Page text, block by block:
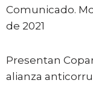
Comunicado.
de 2021
Presentan
alianza